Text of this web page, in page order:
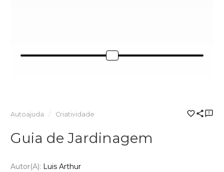
Autoajuda Criatividade
Guia de Jardinagem
Autor(a): Luis Arthur